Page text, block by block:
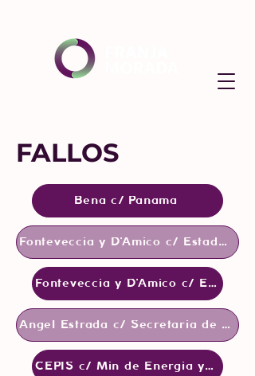
FALLOS
Bena c/ Panama
Fonteveccia y D'Amico c/ Estado Nacional
Fonteveccia y D'Amico c/ Estado Nacional
Angel Estrada c/ Secretaria de Energia y Puertos
CEPIS c/ Min de Energia y Mineria